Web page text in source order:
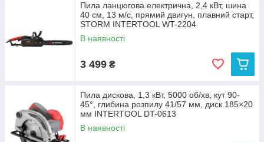
Пила ланцюгова електрична, 2,4 кВт, шина
40 см, 13 м/с, прямий двигун, плавний старт,
STORM INTERTOOL WT-2204
В наявності
3 499 ₴
Пила дискова, 1,3 кВт, 5000 об/хв, кут 90-
45°, глибина розпилу 41/57 мм, диск 185×20
мм INTERTOOL DT-0613
В наявності